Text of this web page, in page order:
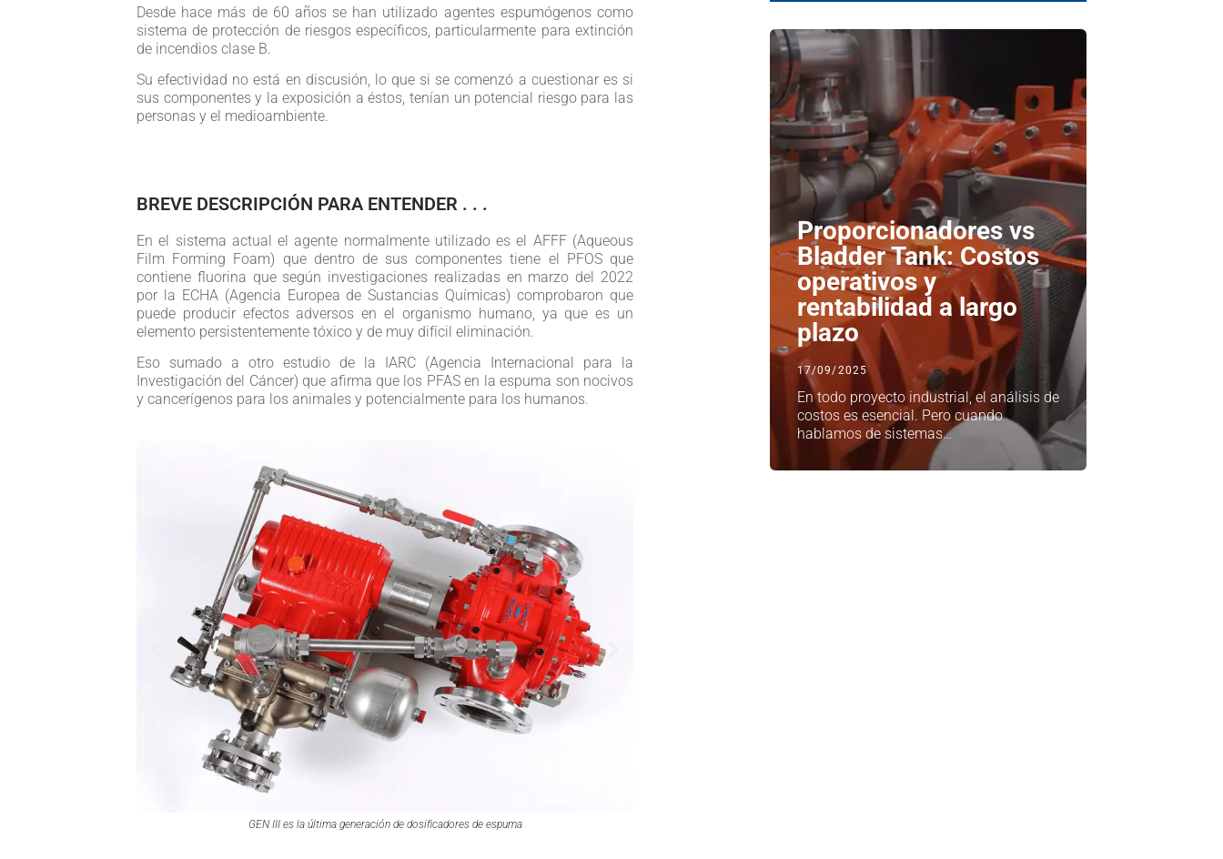
Desde hace más de 60 años se han utilizado agentes espumógenos como
sistema de protección de riesgos específicos, particularmente para extinción
de incendios clase B.
Su efectividad no está en discusión, lo que si se comenzó a cuestionar es si
sus componentes y la exposición a éstos, tenían un potencial riesgo para las
personas y el medioambiente.
BREVE DESCRIPCIÓN PARA ENTENDER . . .
En el sistema actual el agente normalmente utilizado es el AFFF (Aqueous
Film Forming Foam) que dentro de sus componentes tiene el PFOS que
contiene fluorina que según investigaciones realizadas en marzo del 2022
por la ECHA (Agencia Europea de Sustancias Químicas) comprobaron que
puede producir efectos adversos en el organismo humano, ya que es un
elemento persistentemente tóxico y de muy difícil eliminación.
Eso sumado a otro estudio de la IARC (Agencia Internacional para la
Investigación del Cáncer) que afirma que los PFAS en la espuma son nocivos
y cancerígenos para los animales y potencialmente para los humanos.
GEN III es la última generación de dosificadores de espuma
Proporcionadores vs
Bladder Tank: Costos
operativos y
rentabilidad a largo
plazo
17/09/2025
En todo proyecto industrial, el análisis de
costos es esencial. Pero cuando
hablamos de sistemas…